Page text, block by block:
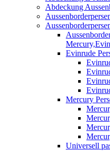
Abdeckung
Evinrude
Mercury
Universell